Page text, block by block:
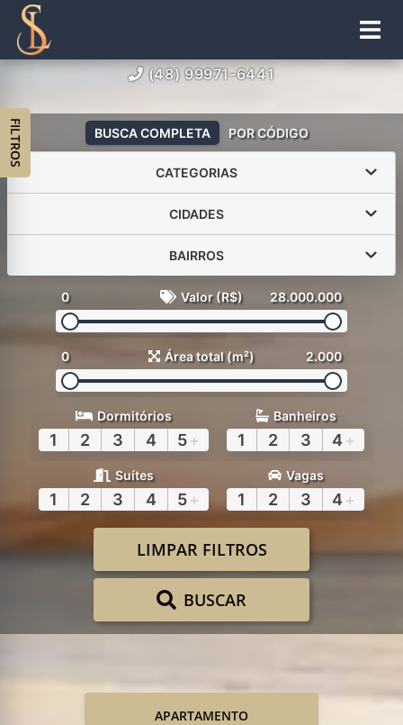
(48) 99971-6441
BUSCA COMPLETA POR CÓDIGO
CATEGORIAS
CIDADES
BAIRROS
0 Valor (R$) 28.000.000
0 Área total (m²) 2.000
Dormitórios
1 2 3 4 5+
Banheiros
1 2 3 4 +
Suítes
1 2 3 4 5+
Vagas
1 2 3 4 +
LIMPAR FILTROS
BUSCAR
APARTAMENTO
FILTROS